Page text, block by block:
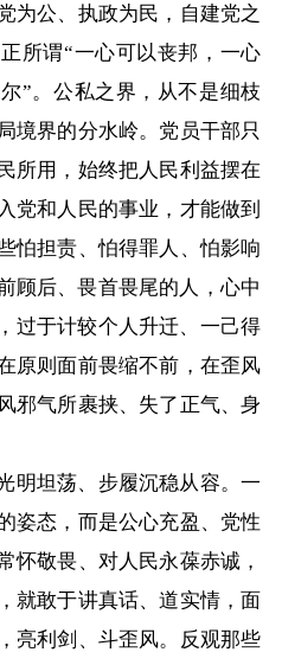
理 资源禀赋
回到顶部
为公、执政为民，自建党之
所谓“一心可以丧邦，一心
”。公私之界，从不是细枝
境界的分水岭。党员干部只
所用，始终把人民利益摆在
党和人民的事业，才能做到
怕担责、怕得罪人、怕影响
顾后、畏首畏尾的人，心中
过于计较个人升迁、一己得
原则面前畏缩不前，在歪风
邪气所裹挟、失了正气、身
明坦荡、步履沉稳从容。一
姿态，而是公心充盈、党性
怀敬畏、对人民永葆赤诚，
就敢于讲真话、道实情，面
亮利剑、斗歪风。反观那些